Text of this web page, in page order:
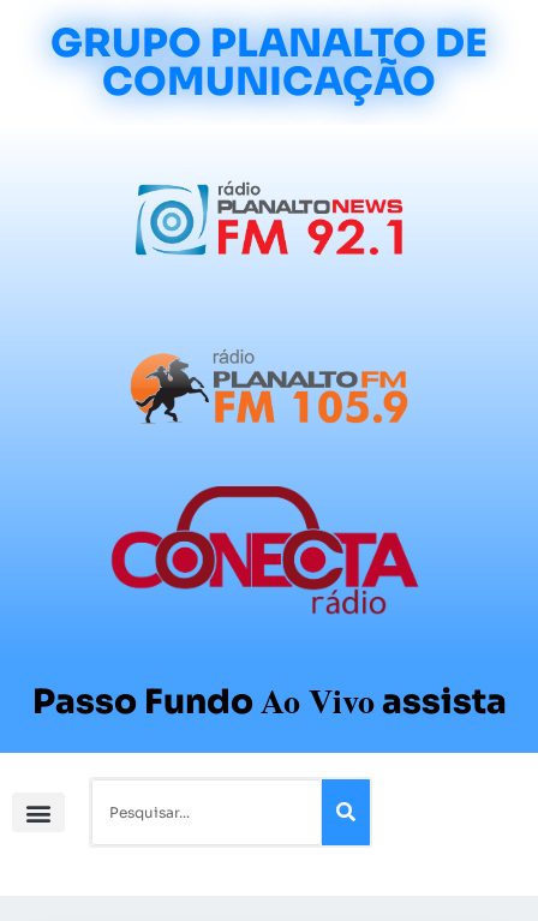
GRUPO PLANALTO DE
COMUNICAÇÃO
Passo FundoAo Vivoassista